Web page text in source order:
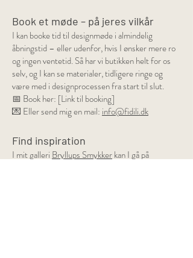
Book et møde – på jeres vilkår
I kan booke tid til designmøde i almindelig
åbningstid – eller udenfor, hvis I ønsker mere ro
og ingen ventetid. Så har vi butikken helt for os
selv, og I kan se materialer, tidligere ringe og
være med i designprocessen fra start til slut.
📅 Book her: [Link til booking]
💌 Eller send mig en mail: info@fidili.dk
Find inspiration
I mit galleri Bryllups Smykkerkan I gå på